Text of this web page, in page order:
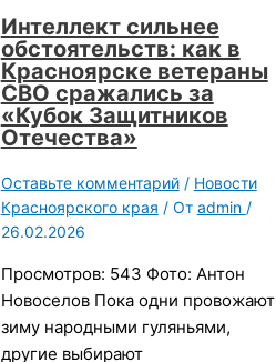
Интеллект сильнее
обстоятельств: как в
Красноярске ветераны
СВО сражались за
«Кубок Защитников
Отечества»
Оставьте комментарий / Новости
Красноярского края / От admin /
26.02.2026
Просмотров: 543 Фото: Антон
Новоселов Пока одни провожают
зиму народными гуляньями,
другие выбирают